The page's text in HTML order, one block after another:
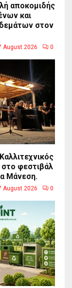
αποκομιδής
και
στον
August 2026 0
φεστιβάλ
Μάνεση.
August 2026 0